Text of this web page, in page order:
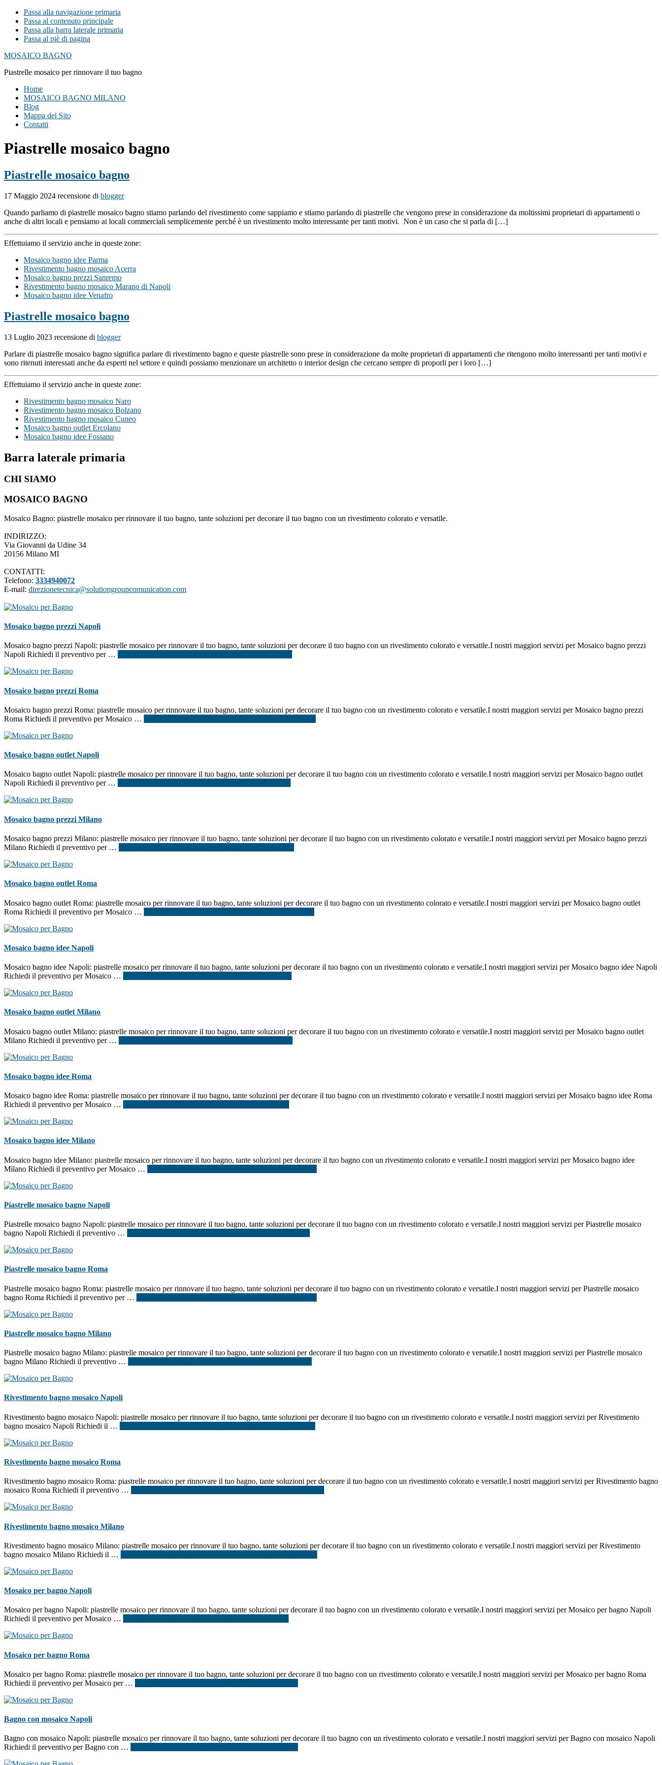
Passa alla navigazione primaria
Passa al contenuto principale
Passa alla barra laterale primaria
Passa al piè di pagina
MOSAICO BAGNO
Piastrelle mosaico per rinnovare il tuo bagno
Home
MOSAICO BAGNO MILANO
Blog
Mappa del Sito
Contatti
Piastrelle mosaico bagno
Piastrelle mosaico bagno
17 Maggio 2024 recensione di blogger
Quando parliamo di piastrelle mosaico bagno stiamo parlando del rivestimento come sappiamo e stiamo parlando di piastrelle che vengono prese in considerazione da moltissimi proprietari di appartamenti o
anche di altri locali e pensiamo ai locali commerciali semplicemente perché è un rivestimento molto interessante per tanti motivi. Non è un caso che si parla di […]
Effettuiamo il servizio anche in queste zone:
Mosaico bagno idee Parma
Rivestimento bagno mosaico Acerra
Mosaico bagno prezzi Sanremo
Rivestimento bagno mosaico Marano di Napoli
Mosaico bagno idee Venafro
Piastrelle mosaico bagno
13 Luglio 2023 recensione di blogger
Parlare di piastrelle mosaico bagno significa parlare di rivestimento bagno e queste piastrelle sono prese in considerazione da molte proprietari di appartamenti che ritengono molto interessanti per tanti motivi e
sono ritenuti interessati anche da esperti nel settore e quindi possiamo menzionare un architetto o interior design che cercano sempre di proporli per i loro […]
Effettuiamo il servizio anche in queste zone:
Rivestimento bagno mosaico Naro
Rivestimento bagno mosaico Bolzano
Rivestimento bagno mosaico Cuneo
Mosaico bagno outlet Ercolano
Mosaico bagno idee Fossano
Barra laterale primaria
CHI SIAMO
MOSAICO BAGNO
Mosaico Bagno: piastrelle mosaico per rinnovare il tuo bagno, tante soluzioni per decorare il tuo bagno con un rivestimento colorato e versatile.
INDIRIZZO:
Via Giovanni da Udine 34
20156 Milano MI
CONTATTI:
Telefono: 3334940072
E-mail: direzionetecnica@solutiongroupcomunication.com
Mosaico bagno prezzi Napoli
Mosaico bagno prezzi Napoli: piastrelle mosaico per rinnovare il tuo bagno, tante soluzioni per decorare il tuo bagno con un rivestimento colorato e versatile.I nostri maggiori servizi per Mosaico bagno prezzi
Napoli Richiedi il preventivo per …
Mosaico bagno prezzi Roma
Mosaico bagno prezzi Roma: piastrelle mosaico per rinnovare il tuo bagno, tante soluzioni per decorare il tuo bagno con un rivestimento colorato e versatile.I nostri maggiori servizi per Mosaico bagno prezzi
Roma Richiedi il preventivo per Mosaico …
Mosaico bagno outlet Napoli
Mosaico bagno outlet Napoli: piastrelle mosaico per rinnovare il tuo bagno, tante soluzioni per decorare il tuo bagno con un rivestimento colorato e versatile.I nostri maggiori servizi per Mosaico bagno outlet
Napoli Richiedi il preventivo per …
Mosaico bagno prezzi Milano
Mosaico bagno prezzi Milano: piastrelle mosaico per rinnovare il tuo bagno, tante soluzioni per decorare il tuo bagno con un rivestimento colorato e versatile.I nostri maggiori servizi per Mosaico bagno prezzi
Milano Richiedi il preventivo per …
Mosaico bagno outlet Roma
Mosaico bagno outlet Roma: piastrelle mosaico per rinnovare il tuo bagno, tante soluzioni per decorare il tuo bagno con un rivestimento colorato e versatile.I nostri maggiori servizi per Mosaico bagno outlet
Roma Richiedi il preventivo per Mosaico …
Mosaico bagno idee Napoli
Mosaico bagno idee Napoli: piastrelle mosaico per rinnovare il tuo bagno, tante soluzioni per decorare il tuo bagno con un rivestimento colorato e versatile.I nostri maggiori servizi per Mosaico bagno idee Napoli
Richiedi il preventivo per Mosaico …
Mosaico bagno outlet Milano
Mosaico bagno outlet Milano: piastrelle mosaico per rinnovare il tuo bagno, tante soluzioni per decorare il tuo bagno con un rivestimento colorato e versatile.I nostri maggiori servizi per Mosaico bagno outlet
Milano Richiedi il preventivo per …
Mosaico bagno idee Roma
Mosaico bagno idee Roma: piastrelle mosaico per rinnovare il tuo bagno, tante soluzioni per decorare il tuo bagno con un rivestimento colorato e versatile.I nostri maggiori servizi per Mosaico bagno idee Roma
Richiedi il preventivo per Mosaico …
Mosaico bagno idee Milano
Mosaico bagno idee Milano: piastrelle mosaico per rinnovare il tuo bagno, tante soluzioni per decorare il tuo bagno con un rivestimento colorato e versatile.I nostri maggiori servizi per Mosaico bagno idee
Milano Richiedi il preventivo per Mosaico …
Piastrelle mosaico bagno Napoli
Piastrelle mosaico bagno Napoli: piastrelle mosaico per rinnovare il tuo bagno, tante soluzioni per decorare il tuo bagno con un rivestimento colorato e versatile.I nostri maggiori servizi per Piastrelle mosaico
bagno Napoli Richiedi il preventivo …
Piastrelle mosaico bagno Roma
Piastrelle mosaico bagno Roma: piastrelle mosaico per rinnovare il tuo bagno, tante soluzioni per decorare il tuo bagno con un rivestimento colorato e versatile.I nostri maggiori servizi per Piastrelle mosaico
bagno Roma Richiedi il preventivo per …
Piastrelle mosaico bagno Milano
Piastrelle mosaico bagno Milano: piastrelle mosaico per rinnovare il tuo bagno, tante soluzioni per decorare il tuo bagno con un rivestimento colorato e versatile.I nostri maggiori servizi per Piastrelle mosaico
bagno Milano Richiedi il preventivo …
Rivestimento bagno mosaico Napoli
Rivestimento bagno mosaico Napoli: piastrelle mosaico per rinnovare il tuo bagno, tante soluzioni per decorare il tuo bagno con un rivestimento colorato e versatile.I nostri maggiori servizi per Rivestimento
bagno mosaico Napoli Richiedi il …
Rivestimento bagno mosaico Roma
Rivestimento bagno mosaico Roma: piastrelle mosaico per rinnovare il tuo bagno, tante soluzioni per decorare il tuo bagno con un rivestimento colorato e versatile.I nostri maggiori servizi per Rivestimento bagno
mosaico Roma Richiedi il preventivo …
Rivestimento bagno mosaico Milano
Rivestimento bagno mosaico Milano: piastrelle mosaico per rinnovare il tuo bagno, tante soluzioni per decorare il tuo bagno con un rivestimento colorato e versatile.I nostri maggiori servizi per Rivestimento
bagno mosaico Milano Richiedi il …
Mosaico per bagno Napoli
Mosaico per bagno Napoli: piastrelle mosaico per rinnovare il tuo bagno, tante soluzioni per decorare il tuo bagno con un rivestimento colorato e versatile.I nostri maggiori servizi per Mosaico per bagno Napoli
Richiedi il preventivo per Mosaico …
Mosaico per bagno Roma
Mosaico per bagno Roma: piastrelle mosaico per rinnovare il tuo bagno, tante soluzioni per decorare il tuo bagno con un rivestimento colorato e versatile.I nostri maggiori servizi per Mosaico per bagno Roma
Richiedi il preventivo per Mosaico per …
Bagno con mosaico Napoli
Bagno con mosaico Napoli: piastrelle mosaico per rinnovare il tuo bagno, tante soluzioni per decorare il tuo bagno con un rivestimento colorato e versatile.I nostri maggiori servizi per Bagno con mosaico Napoli
Richiedi il preventivo per Bagno con …